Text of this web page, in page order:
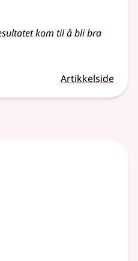
kom til å bli bra
Artikkelside